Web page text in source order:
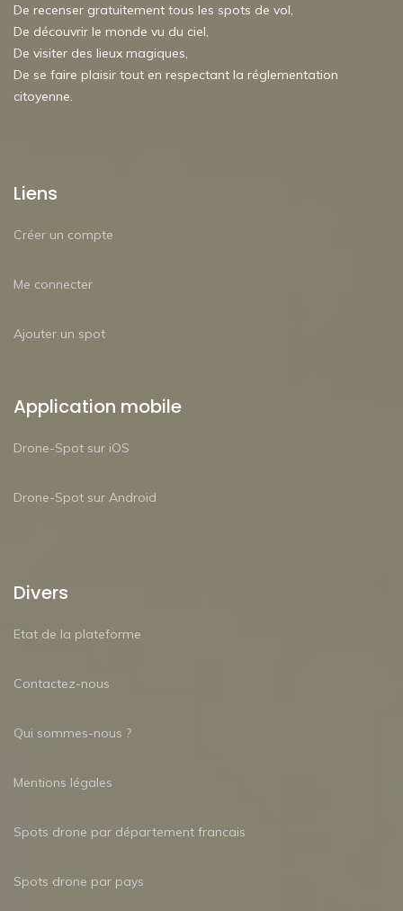
De recenser gratuitement tous les spots de vol,
De découvrir le monde vu du ciel,
De visiter des lieux magiques,
De se faire plaisir tout en respectant la réglementation
citoyenne.
Liens
Créer un compte
Me connecter
Ajouter un spot
Application mobile
Drone-Spot sur iOS
Drone-Spot sur Android
Divers
Etat de la plateforme
Contactez-nous
Qui sommes-nous ?
Mentions légales
Spots drone par département francais
Spots drone par pays